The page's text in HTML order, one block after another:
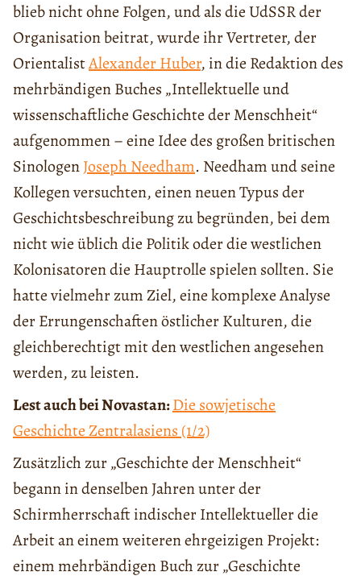
blieb nicht ohne Folgen, und als die UdSSR der
Organisation beitrat, wurde ihr Vertreter, der
OrientalistAlexander Huber, in die Redaktion des
mehrbändigen Buches „Intellektuelle und
wissenschaftliche Geschichte der Menschheit“
aufgenommen – eine Idee des großen britischen
SinologenJoseph Needham. Needham und seine
Kollegen versuchten, einen neuen Typus der
Geschichtsbeschreibung zu begründen, bei dem
nicht wie üblich die Politik oder die westlichen
Kolonisatoren die Hauptrolle spielen sollten. Sie
hatte vielmehr zum Ziel, eine komplexe Analyse
der Errungenschaften östlicher Kulturen, die
gleichberechtigt mit den westlichen angesehen
werden, zu leisten.
Lest auch bei Novastan:Die sowjetische
Geschichte Zentralasiens (1/2)
Zusätzlich zur „Geschichte der Menschheit“
begann in denselben Jahren unter der
Schirmherrschaft indischer Intellektueller die
Arbeit an einem weiteren ehrgeizigen Projekt:
einem mehrbändigen Buch zur „Geschichte